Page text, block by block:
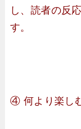
し、読者の反
す。
④ 何より楽し